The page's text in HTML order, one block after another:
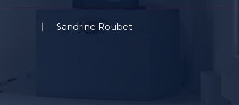
Sandrine Roubet